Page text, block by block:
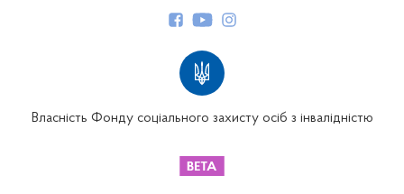
Власність Фонду соціального захисту осіб з інвалідністю